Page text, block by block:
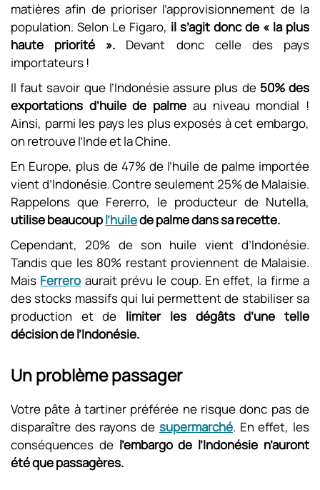
matières afin de prioriser l’approvisionnement de la
population. Selon Le Figaro, il s’agit donc de « la plus
haute priorité ». Devant donc celle des pays
importateurs !
Il faut savoir que l’Indonésie assure plus de 50% des
exportations d’huile de palme au niveau mondial !
Ainsi, parmi les pays les plus exposés à cet embargo,
on retrouve l’Inde et la Chine.
En Europe, plus de 47% de l’huile de palme importée
vient d’Indonésie. Contre seulement 25% de Malaisie.
Rappelons que Fererro, le producteur de Nutella,
utilise beaucoupl’huilede palme dans sa recette.
Cependant, 20% de son huile vient d’Indonésie.
Tandis que les 80% restant proviennent de Malaisie.
Mais Ferrero aurait prévu le coup. En effet, la firme a
des stocks massifs qui lui permettent de stabiliser sa
production et de limiter
les dégâts d’une telle
décision de l’Indonésie.
Un problème passager
Votre pâte à tartiner préférée ne risque donc pas de
disparaître des rayons de supermarché. En effet, les
conséquences de l’embargo de l’Indonésie n’auront
été que passagères.